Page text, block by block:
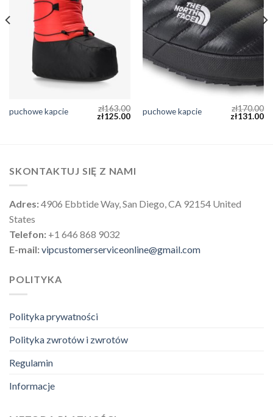
puchowe kapcie zł163.00
zł125.00 puchowe kapcie zł170.00
zł131.00
SKONTAKTUJ SIĘ Z NAMI
Adres:4906 Ebbtide Way, San Diego, CA 92154 United
States
Telefon: +1 646 868 9032
E-mail:vipcustomerserviceonline@gmail.com
POLITYKA
Polityka prywatności
Polityka zwrotów i zwrotów
Regulamin
Informacje